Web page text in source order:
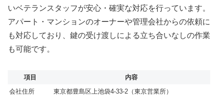
いベテランスタッフが安心・確実な対応を行っています。
アパート・マンションのオーナーや管理会社からの依頼に
も対応しており、鍵の受け渡しによる立ち合いなしの作業
も可能です。
項目
内容
会社住所
東京都豊島区上池袋4-33-2（東京営業所）